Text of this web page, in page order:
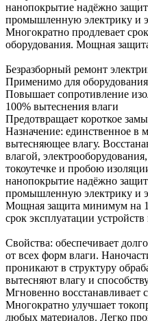
нанопокрытие надёжно
промышленную электрику и
Многократно продлевает
оборудования. Мощная
Безразборный ремонт
Применимо для
Повышает сопротивление
100% вытеснения влаги
Предотвращает короткое
Назначение: единственное в
вытесняющее влагу.
влагой,
токоутечке и пробою
нанопокрытие надёжно
промышленную электрику и
Мощная защита минимум на
срок эксплуатации
Свойства: обеспечивает
от всех форм влаги.
проникают в структуру
вытесняют влагу и
Мгновенно восстанавливает
Многократно улучшает
любых материалов. Легко